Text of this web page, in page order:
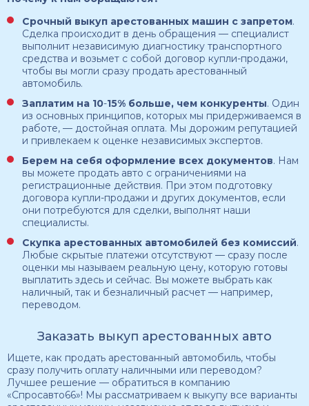
Срочный выкуп арестованных машин с запретом.
Сделка происходит в день обращения — специалист
выполнит независимую диагностику транспортного
средства и возьмет с собой договор купли-продажи,
чтобы вы могли сразу продать арестованный
автомобиль.
Заплатим на 10-15% больше, чем конкуренты. Один
из основных принципов, которых мы придерживаемся в
работе, — достойная оплата. Мы дорожим репутацией
и привлекаем к оценке независимых экспертов.
Берем на себя оформление всех документов. Нам
вы можете продать авто с ограничениями на
регистрационные действия. При этом подготовку
договора купли-продажи и других документов, если
они потребуются для сделки, выполнят наши
специалисты.
Скупка арестованных автомобилей без комиссий.
Любые скрытые платежи отсутствуют — сразу после
оценки мы называем реальную цену, которую готовы
выплатить здесь и сейчас. Вы можете выбрать как
наличный, так и безналичный расчет — например,
переводом.
Заказать выкуп арестованных авто
Ищете, как продать арестованный автомобиль, чтобы
сразу получить оплату наличными или переводом?
Лучшее решение — обратиться в компанию
«Спросавто66»! Мы рассматриваем к выкупу все варианты